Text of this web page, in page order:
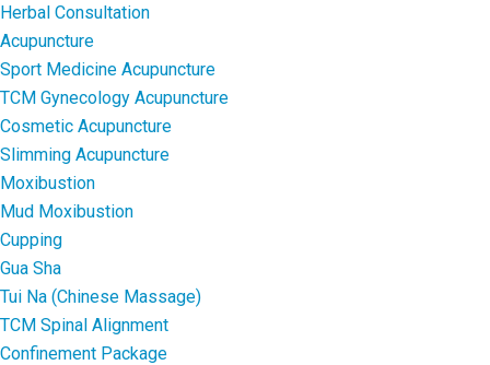
Herbal Consultation
Acupuncture
Sport Medicine Acupuncture
TCM Gynecology Acupuncture
Cosmetic Acupuncture
Slimming Acupuncture
Moxibustion
Mud Moxibustion
Cupping
Gua Sha
Tui Na (Chinese Massage)
TCM Spinal Alignment
Confinement Package